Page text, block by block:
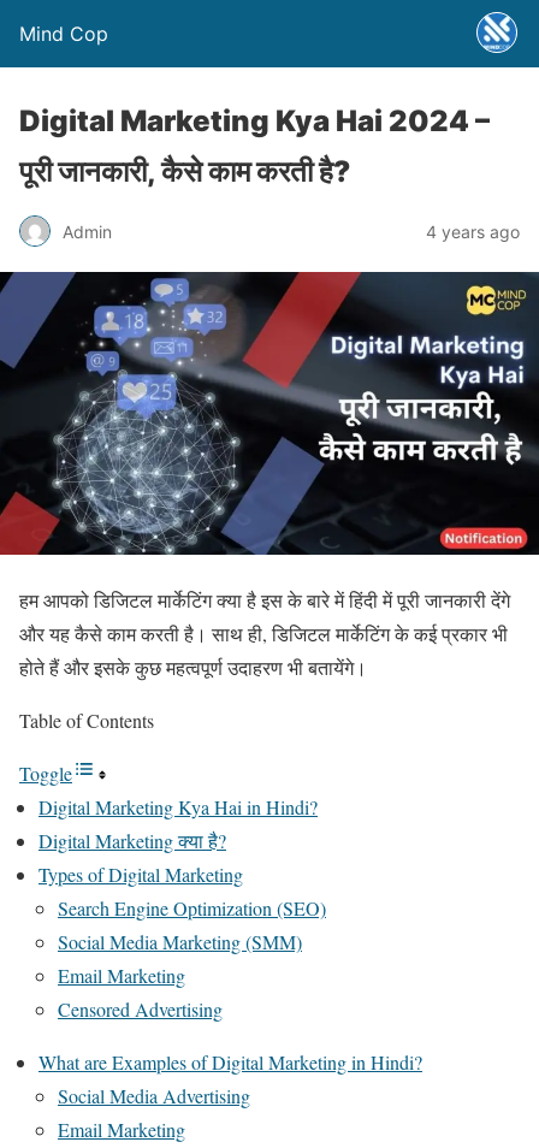
Mind Cop
Digital Marketing Kya Hai 2024 –
पूरी जानकारी, कैसे काम करती है?
Admin 4 years ago
हम आपको डिजिटल मार्केटिंग क्या है इस के बारे में हिंदी में पूरी जानकारी देंगे
और यह कैसे काम करती है। साथ ही, डिजिटल मार्केटिंग के कई प्रकार भी
होते हैं और इसके कुछ महत्वपूर्ण उदाहरण भी बतायेंगे।
Table of Contents
Toggle
Digital Marketing Kya Hai in Hindi?
Digital Marketing क्या है?
Types of Digital Marketing
Search Engine Optimization (SEO)
Social Media Marketing (SMM)
Email Marketing
Censored Advertising
What are Examples of Digital Marketing in Hindi?
Social Media Advertising
Email Marketing